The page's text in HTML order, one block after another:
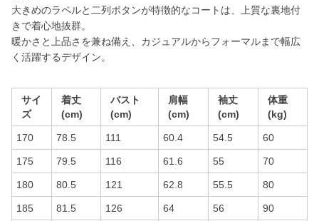
大きめのラペルと二列ボタンが特徴的なコートは、上質な裏地付
きで着心地抜群。
暖かさと上品さを兼ね備え、カジュアルからフォーマルまで幅広
く活躍するデザイン。
サイ
ズ
着丈
(cm)
バスト
(cm)
肩幅
(cm)
袖丈
(cm)
体重
(kg)
170 78.5 111 60.4 54.5 60
175 79.5 116 61.6 55 70
180 80.5 121 62.8 55.5 80
185 81.5 126 64 56 90